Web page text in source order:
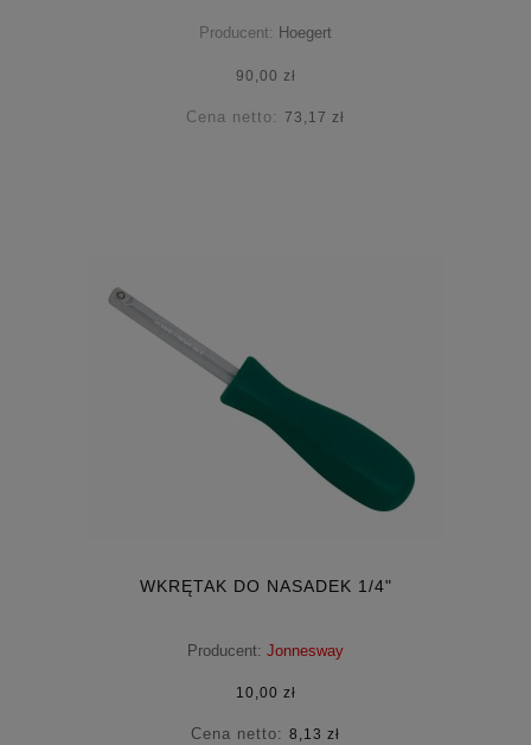
Producent: Hoegert
90,00 zł
Cena netto: 73,17 zł
WKRĘTAK DO NASADEK 1/4"
Producent: Jonnesway
10,00 zł
Cena netto: 8,13 zł